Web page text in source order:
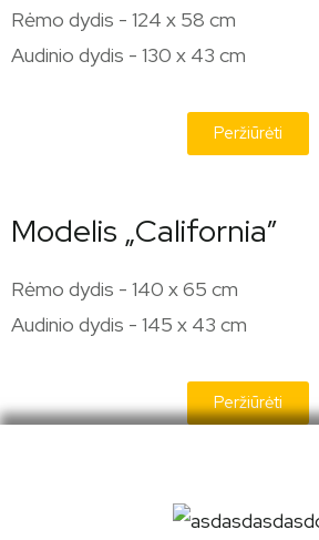
Rėmo dydis - 124 x 58 cm
Audinio dydis - 130 x 43 cm
Peržiūrėti
Modelis „California”
Rėmo dydis - 140 x 65 cm
Audinio dydis - 145 x 43 cm
Peržiūrėti